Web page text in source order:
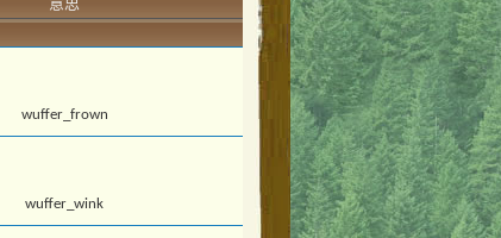
意思
wuffer_frown
wuffer_wink